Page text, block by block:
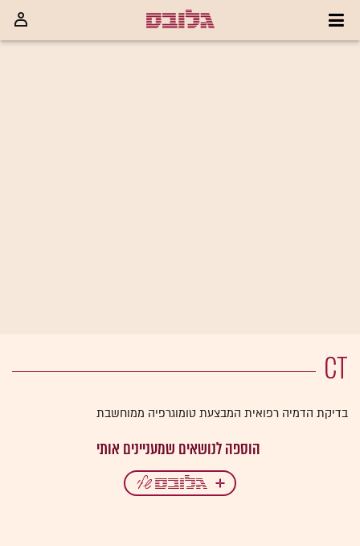
CT
בדיקת הדמיה רפואית המבצעת טומוגרפיה ממוחשבת